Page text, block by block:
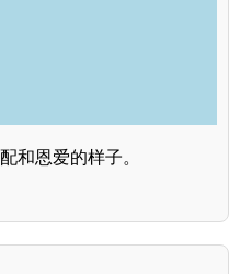
和恩爱的样子。